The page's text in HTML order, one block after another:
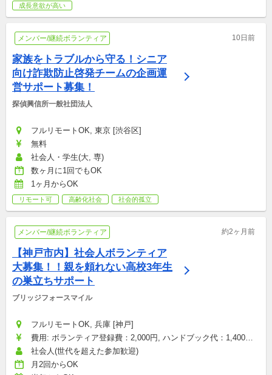
成長意欲が高い
メンバー/継続ボランティア 10日前
家族をトラブルから守る！シニア
向け詐欺防止啓発チームの企画運
営サポート募集！
探偵興信所一般社団法人
フルリモートOK, 東京 [渋谷区]
無料
社会人・学生(大, 専)
数ヶ月に1回でもOK
1ヶ月からOK
リモート可 高齢化社会 社会的孤立
メンバー/継続ボランティア 約2ヶ月前
【神戸市内】社会人ボランティア
大募集！！親を頼れない高校3年生
の巣立ちサポート
ブリッジフォースマイル
フルリモートOK, 兵庫 [神戸]
費用: ボランティア登録費：2,000円, ハンドブック代：1,400円,
研修参加費：2,000円, その他雑費：会場型のみ（お菓子・飲み
物代など）：1,500円
社会人(世代を超えた参加歓迎)
月2回からOK